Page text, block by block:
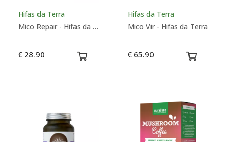
Hifas da Terra
Mico Repair - Hifas da Terra
€ 28.90
Hifas da Terra
Mico Vir - Hifas da Terra
€ 65.90